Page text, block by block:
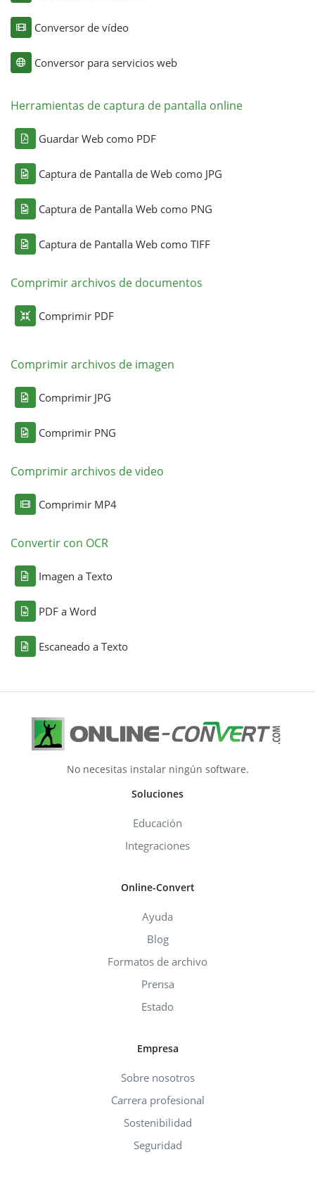
Conversor de vídeo
Conversor para servicios web
Herramientas de captura de pantalla online
Guardar Web como PDF
Captura de Pantalla de Web como JPG
Captura de Pantalla Web como PNG
Captura de Pantalla Web como TIFF
Comprimir archivos de documentos
Comprimir PDF
Comprimir archivos de imagen
Comprimir JPG
Comprimir PNG
Comprimir archivos de video
Comprimir MP4
Convertir con OCR
Imagen a Texto
PDF a Word
Escaneado a Texto
No necesitas instalar ningún software.
Soluciones
Educación
Integraciones
Online-Convert
Ayuda
Blog
Formatos de archivo
Prensa
Estado
Empresa
Sobre nosotros
Carrera profesional
Sostenibilidad
Seguridad